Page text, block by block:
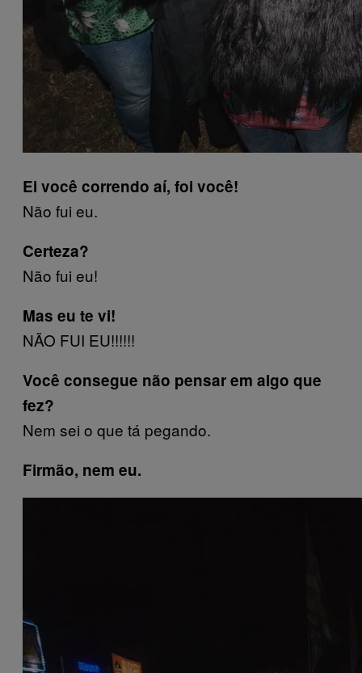
Ei você correndo aí, foi você!
Não fui eu.
Certeza?
Não fui eu!
Mas eu te vi!
NÃO FUI EU!!!!!!
Você consegue não pensar em algo que
fez?
Nem sei o que tá pegando.
Firmão, nem eu.